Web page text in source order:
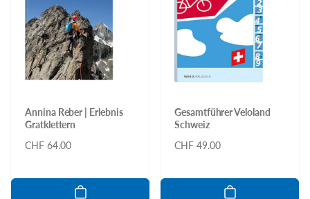
Annina Reber | Erlebnis
Gratklettern
Normaler
CHF 64.00
Gesamtführer Veloland
Schweiz
Normaler
CHF 49.00